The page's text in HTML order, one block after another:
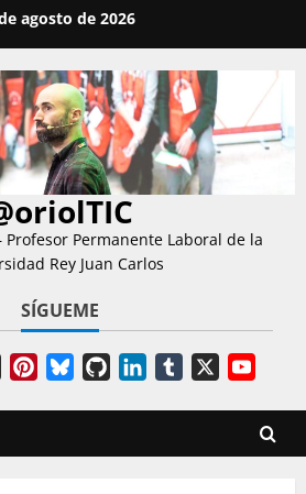
agosto de 2026
Profesor Permanente Laboral de la
Rey Juan Carlos
SÍGUEME
TikTokPinterestBlueskyGitHubLinkedInTumblr